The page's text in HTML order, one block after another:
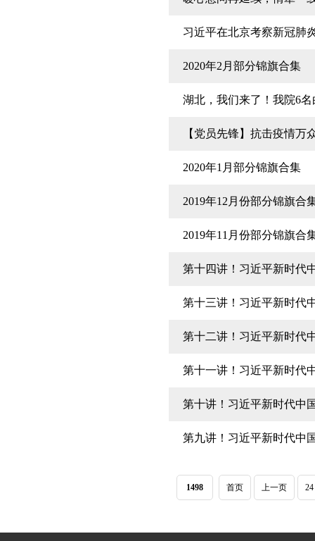
习近平在北京考察新冠肺
2020年2月部分锦旗合集
湖北，我们来了！我院6
【党员先锋】抗击疫情万
2020年1月部分锦旗合集
2019年12月份部分锦旗合
2019年11月份部分锦旗合
第十四讲！习近平新时代
第十三讲！习近平新时代
第十二讲！习近平新时代
第十一讲！习近平新时代
第十讲！习近平新时代中
第九讲！习近平新时代中
1498 首页 上一页 24